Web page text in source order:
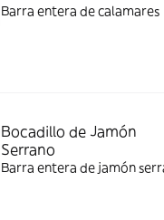
Barra entera de calamares
Bocadillo de Jamón
Serrano
Barra entera de jamón